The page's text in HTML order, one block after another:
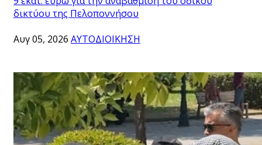
δικτύου της Πελοποννήσου
Αυγ 05, 2026 ΑΥΤΟΔΙΟΙΚΗΣΗ